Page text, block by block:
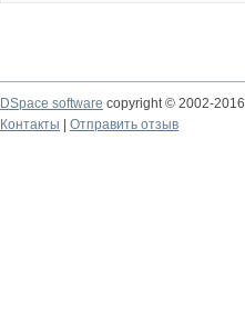
DSpace software copyright © 2002-2016
Контакты
Отправить отзыв